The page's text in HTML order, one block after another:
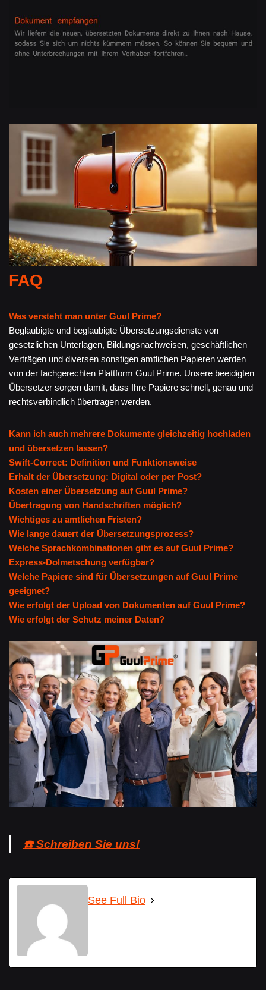
FAQ
Was versteht man unter Guul Prime?
Beglaubigte und beglaubigte Übersetzungsdienste von
gesetzlichen Unterlagen, Bildungsnachweisen, geschäftlichen
Verträgen und diversen sonstigen amtlichen Papieren werden
von der fachgerechten Plattform Guul Prime. Unsere beeidigten
Übersetzer sorgen damit, dass Ihre Papiere schnell, genau und
rechtsverbindlich übertragen werden.
Kann ich auch mehrere Dokumente gleichzeitig hochladen
und übersetzen lassen?
Swift-Correct: Definition und Funktionsweise
Erhalt der Übersetzung: Digital oder per Post?
Kosten einer Übersetzung auf Guul Prime?
Übertragung von Handschriften möglich?
Wichtiges zu amtlichen Fristen?
Wie lange dauert der Übersetzungsprozess?
Welche Sprachkombinationen gibt es auf Guul Prime?
Express-Dolmetschung verfügbar?
Welche Papiere sind für Übersetzungen auf Guul Prime
geeignet?
Wie erfolgt der Upload von Dokumenten auf Guul Prime?
Wie erfolgt der Schutz meiner Daten?
☎️ Schreiben Sie uns!
See Full Bio